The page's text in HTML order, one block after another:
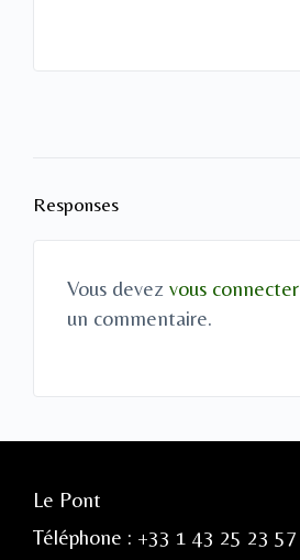
Responses
Vous devez vous connecter
un commentaire.
Le Pont
Téléphone : +33 1 43 25 23 57